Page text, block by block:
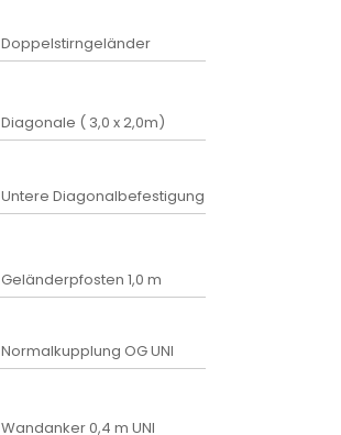
Doppelstirngeländer
Diagonale ( 3,0 x 2,0m)
Untere Diagonalbefestigung
Geländerpfosten 1,0 m
Normalkupplung OG UNI
Wandanker 0,4 m UNI